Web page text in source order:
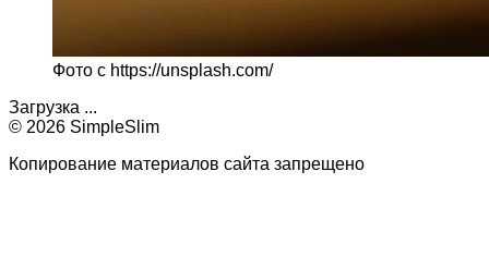
Фото с https://unsplash.com/
Загрузка ...
© 2026 SimpleSlim
Копирование материалов сайта запрещено